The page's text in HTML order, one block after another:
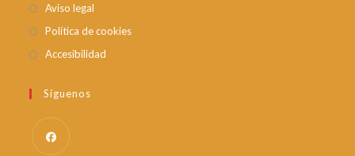
Aviso legal
Política de cookies
Accesibilidad
Síguenos